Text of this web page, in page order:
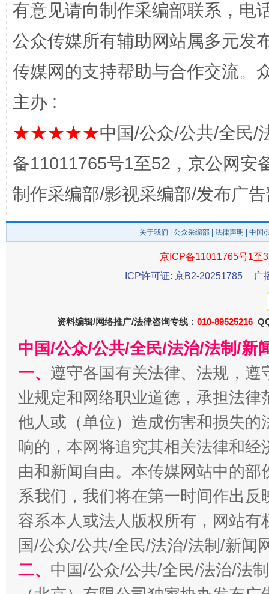
完善运行机制助力责任有效落实 一纸欠
东山县通报“牛蛙产品抗生素超标问题” 法
千年窑火 生生不息
揭开“小金库”的免责幌子
有意见请向制作采编部联系，电
公众传媒所有辅助网站属多元发
传媒网的支持帮助与合作交流。
主办 :
★★★★★中国/公众/公共/全民/
备11011765号1至52，京公网安
制作采编部/影视采编部/发布广
关于我们 公众采编部 法律声明 | 中国
京ICP备11011765号1至
ICP许可证: 京B2-20251785
广
资料编辑/网络推广/法律咨询专线： 010-89525216
中国/公众/公共/全民/法治/法制/新
一、 遵守各国有关法律、法规，
业规定和网络职业道德，承担法
他人或（单位）造成伤害和损失
响的，本网将追究其相关法律和
由和新闻自由。本传媒网站中的
系我们，我们将在第一时间作出
容系本人或法人版权所有，网站
国/公众/公共/全民/法治/法制/新闻
二、 中国/公众/公共/全民/法治/法